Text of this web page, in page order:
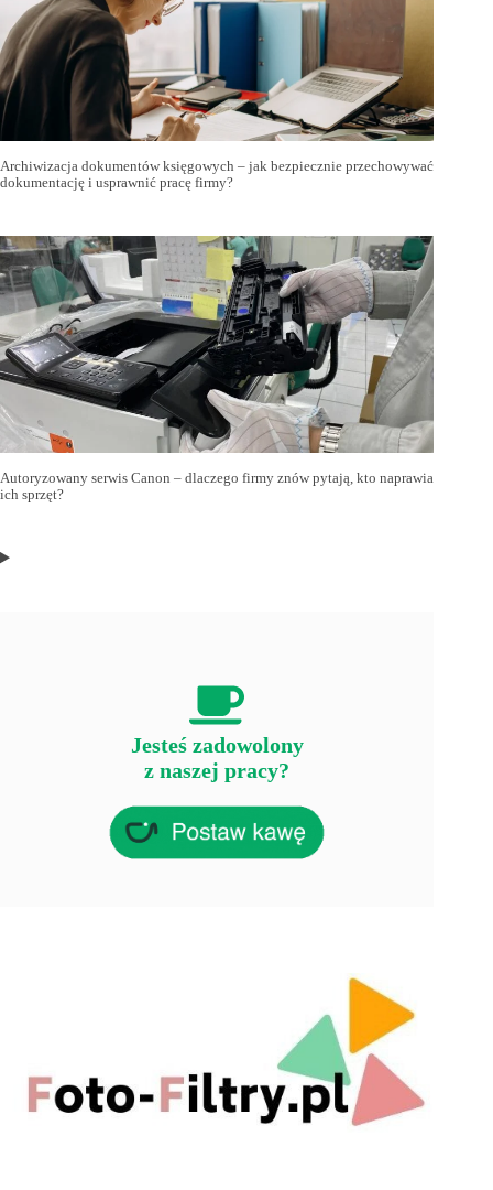
Archiwizacja dokumentów księgowych – jak bezpiecznie przechowywać
dokumentację i usprawnić pracę firmy?
Autoryzowany serwis Canon – dlaczego firmy znów pytają, kto naprawia
ich sprzęt?
Jesteś zadowolony
z naszej pracy?